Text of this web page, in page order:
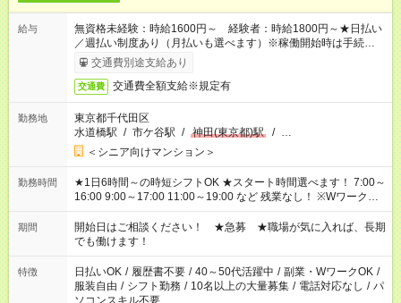
給与
無資格未経験：時給1600円～ 経験者：時給1800円～★日払い
／週払い制度あり（月払いも選べます）※稼働開始時は手続き完
了次第のお支払いとなります。
交通費別途支給あり
交通費 交通費全額支給※規定有
勤務地
東京都千代田区
水道橋駅 / 市ケ谷駅 / 神田(東京都)駅 / …
＜シニア向けマンション＞
勤務時間
★1日6時間～の時短シフトOK ★スタート時間選べます！ 7:00～
16:00 9:00～17:00 11:00～19:00 など 残業なし！ ※Wワークの
場合、他のお仕事と合わせ週40時間超の就業はご案内できませ
ん ※法令に基づき、週20時間以上勤務は社会保険への加入対象
となります ※労働者派遣法（日雇い派遣の原則禁止）により、
短時間・短期間の就業はご案内が難しい場合があります
期間
開始日はご相談ください！ ★急募 ★職場が気に入れば、長期
でも働けます！
特徴 日払いOK / 履歴書不要 / 40～50代活躍中 / 副業・WワークOK /
服装自由 / シフト勤務 / 10名以上の大量募集 / 電話対応なし / パ
ソコンスキル不要